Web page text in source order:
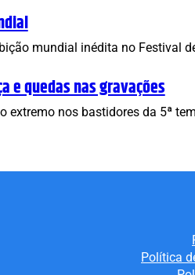
mundial inédita no Festival
e quedas nas gravações
extremo nos bastidores da 5ª
Política